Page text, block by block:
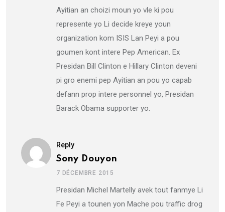
Ayitian an choizi moun yo vle ki pou
represente yo Li decide kreye youn
organization kom ISIS Lan Peyi a pou
goumen kont intere Pep American. Ex
Presidan Bill Clinton e Hillary Clinton deveni
pi gro enemi pep Ayitian an pou yo capab
defann prop intere personnel yo, Presidan
Barack Obama supporter yo.
Reply
Sony Douyon
7 DÉCEMBRE 2015
Presidan Michel Martelly avek tout fanmye Li
Fe Peyi a tounen yon Mache pou traffic drog